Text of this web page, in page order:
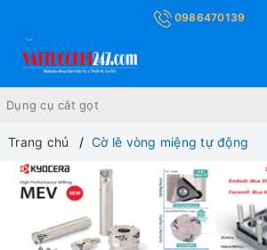
0986470139
Trang chủ Cờ lê vòng miệng tự động